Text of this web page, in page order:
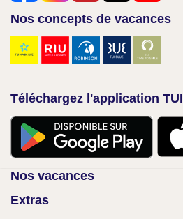
Nos concepts de vacances
Téléchargez l'application TUI
Nos vacances
Extras